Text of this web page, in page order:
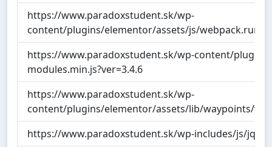
https://www.paradoxstudent.sk/wp-
content/plugins/elementor/assets/js/
https://www.paradoxstudent.sk/wp-content/
modules.min.js?ver=3.4.6
https://www.paradoxstudent.sk/wp-
content/plugins/elementor/assets/lib/waypoints/
https://www.paradoxstudent.sk/wp-includes/js/